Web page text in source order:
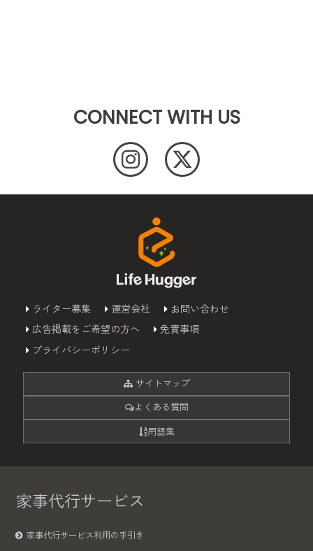
CONNECT WITH US
ライター募集 運営会社
お問い合わせ
広告掲載をご希望の方へ
免責事項
プライバシーポリシー
サイトマップ
よくある質問
用語集
家事代行サービス
家事代行サービス利用の手引き